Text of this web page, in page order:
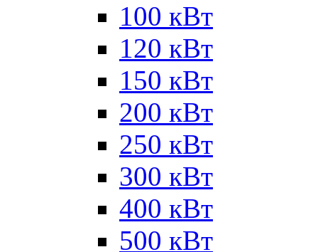
100 кВт
120 кВт
150 кВт
200 кВт
250 кВт
300 кВт
400 кВт
500 кВт